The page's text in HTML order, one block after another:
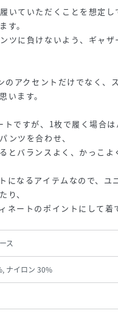
いていただくことを想定し
す。
ツに負けないよう、ギャ
アクセントだけでなく、
います。
トですが、1枚で履く場合
ンツを合わせ、
とバランスよく、かっこよ
になるアイテムなので、ユ
り、
ネートのポイントにして着
ス
ナイロン 30%